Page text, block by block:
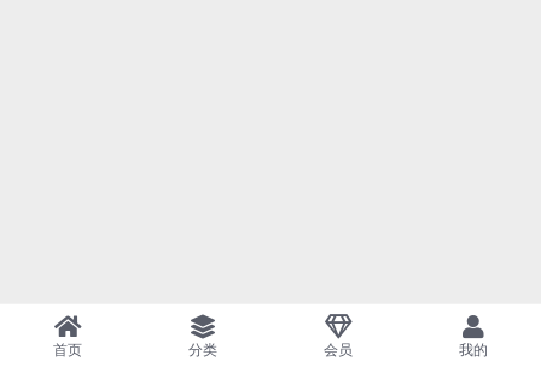
首页 分类 会员 我的